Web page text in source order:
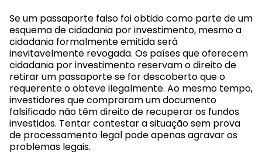
Se um passaporte falso foi obtido como parte de um
esquema de cidadania por investimento, mesmo a
cidadania formalmente emitida será
inevitavelmente revogada. Os países que oferecem
cidadania por investimento reservam o direito de
retirar um passaporte se for descoberto que o
requerente o obteve ilegalmente. Ao mesmo tempo,
investidores que compraram um documento
falsificado não têm direito de recuperar os fundos
investidos. Tentar contestar a situação sem prova
de processamento legal pode apenas agravar os
problemas legais.